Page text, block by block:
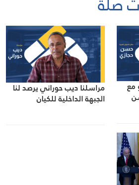
مع مراسلنا ديب حوراني يرصد لنا
الجبهة الداخلية للكيان